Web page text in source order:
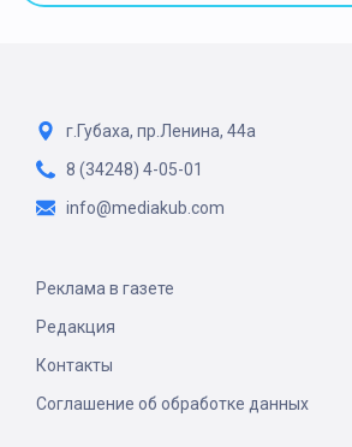
г.Губаха, пр.Ленина, 44а
8 (34248) 4-05-01
info@mediakub.com
Реклама в газете
Редакция
Контакты
Соглашение об обработке данных